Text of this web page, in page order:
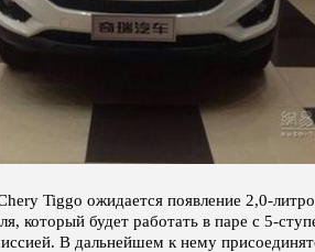
Tiggo ожидается появление 2,0-
который будет работать в паре с 5-
В дальнейшем к нему